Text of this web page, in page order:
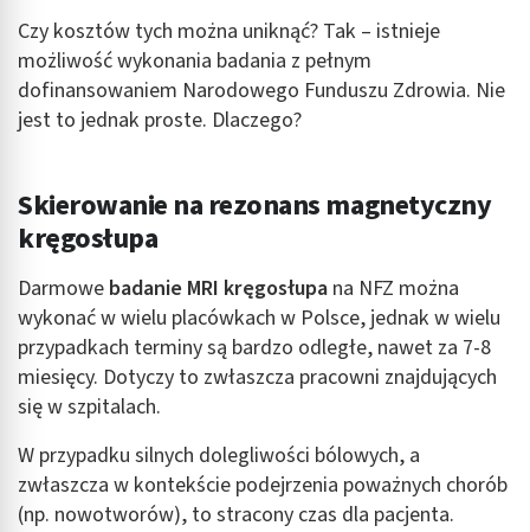
Czy kosztów tych można uniknąć? Tak – istnieje
możliwość wykonania badania z pełnym
dofinansowaniem Narodowego Funduszu Zdrowia. Nie
jest to jednak proste. Dlaczego?
Skierowanie na rezonans magnetyczny
kręgosłupa
Darmowe badanie MRI kręgosłupa na NFZ można
wykonać w wielu placówkach w Polsce, jednak w wielu
przypadkach terminy są bardzo odległe, nawet za 7-8
miesięcy. Dotyczy to zwłaszcza pracowni znajdujących
się w szpitalach.
W przypadku silnych dolegliwości bólowych, a
zwłaszcza w kontekście podejrzenia poważnych chorób
(np. nowotworów), to stracony czas dla pacjenta.